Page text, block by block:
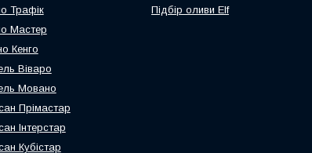
Трафік
Мастер
Кенго
Віваро
Мовано
Прімастар
Інтерстар
Кубістар
Підбір оливи Elf